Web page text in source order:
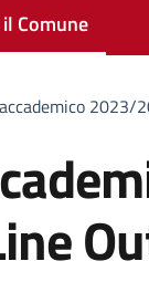
Comune
2023/